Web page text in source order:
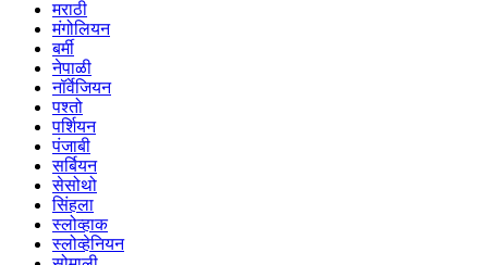
मराठी
मंगोलियन
बर्मी
नेपाळी
नॉर्वेजियन
पश्तो
पर्शियन
पंजाबी
सर्बियन
सेसोथो
सिंहला
स्लोव्हाक
स्लोव्हेनियन